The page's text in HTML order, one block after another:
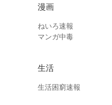
漫画
ねいろ速報
マンガ中毒
生活
生活困窮速報